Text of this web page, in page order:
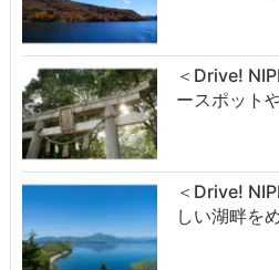
＜Drive!
ースポット
＜Drive!
しい湖畔を